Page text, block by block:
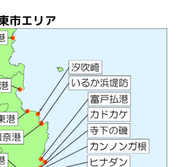
市エリア